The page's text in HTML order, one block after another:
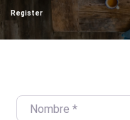
Register
Nombre